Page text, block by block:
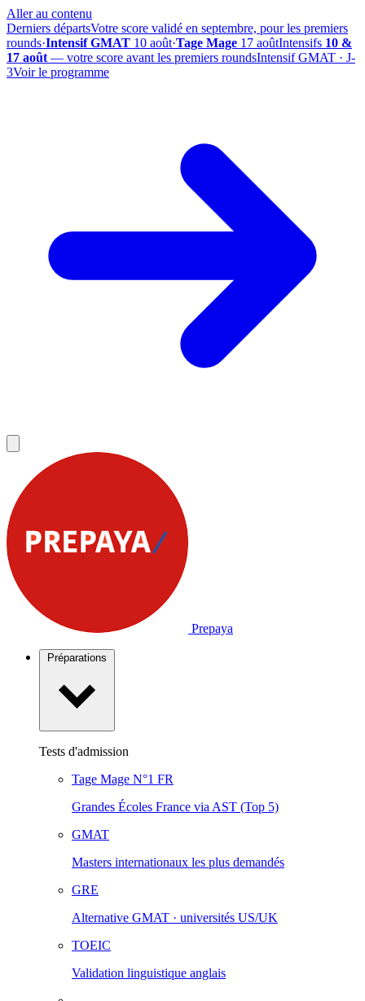
Aller au contenu
Derniers départsVotre score validé en septembre, pour les premiers
rounds·Intensif GMAT 10 août·Tage Mage 17 aoûtIntensifs 10 &
17 août — votre score avant les premiers roundsIntensif GMAT · J-
3Voir le programme
Prepaya
Tests d'admission
Tage Mage N°1 FR
Grandes Écoles France via AST (Top 5)
GMAT
Masters internationaux les plus demandés
GRE
Alternative GMAT · universités US/UK
TOEIC
Validation linguistique anglais